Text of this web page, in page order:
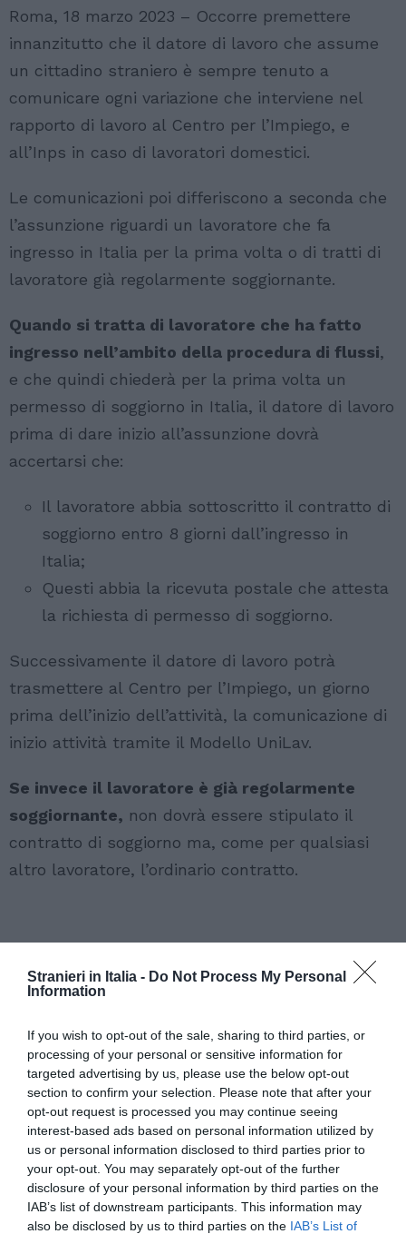
Stranieri in Italia - Do Not Process My Personal
Information
If you wish to opt-out of the sale, sharing to third parties, or
processing of your personal or sensitive information for
targeted advertising by us, please use the below opt-out
section to confirm your selection. Please note that after your
opt-out request is processed you may continue seeing
interest-based ads based on personal information utilized by
us or personal information disclosed to third parties prior to
your opt-out. You may separately opt-out of the further
disclosure of your personal information by third parties on the
IAB’s list of downstream participants. This information may
also be disclosed by us to third parties on the IAB’s List of
Roma, 18 marzo 2023 – Occorre premettere
innanzitutto che il datore di lavoro che assume
un cittadino straniero è sempre tenuto a
comunicare ogni variazione che interviene nel
rapporto di lavoro al Centro per l’Impiego, e
all’Inps in caso di lavoratori domestici.
Le comunicazioni poi differiscono a seconda che
l’assunzione riguardi un lavoratore che fa
ingresso in Italia per la prima volta o di tratti di
lavoratore già regolarmente soggiornante.
Quando si tratta di lavoratore che ha fatto
ingresso nell’ambito della procedura di flussi,
e che quindi chiederà per la prima volta un
permesso di soggiorno in Italia, il datore di lavoro
prima di dare inizio all’assunzione dovrà
accertarsi che:
Il lavoratore abbia sottoscritto il contratto di
soggiorno entro 8 giorni dall’ingresso in
Italia;
Questi abbia la ricevuta postale che attesta
la richiesta di permesso di soggiorno.
Successivamente il datore di lavoro potrà
trasmettere al Centro per l’Impiego, un giorno
prima dell’inizio dell’attività, la comunicazione di
inizio attività tramite il Modello UniLav.
Se invece il lavoratore è già regolarmente
soggiornante, non dovrà essere stipulato il
contratto di soggiorno ma, come per qualsiasi
altro lavoratore, l’ordinario contratto.